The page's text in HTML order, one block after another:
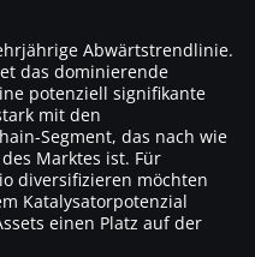
Abwärtstrendlinie.
das dominierende
potenziell signifikante
mit den
Segment, das nach wie
Marktes ist. Für
diversifizieren möchten
Katalysatorpotenzial
einen Platz auf der